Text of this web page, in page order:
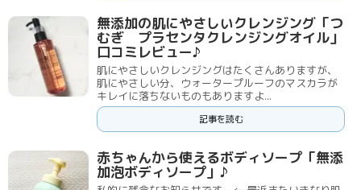
無添加の肌にやさしいクレンジング「つ
むぎ プラセンタクレンジングオイル」
口コミレビュー♪
肌にやさしいクレンジングはたくさんありますが、
肌にやさしい分、ウォータープルーフのマスカラが
キレイに落ちないものもありますよ...
記事を読む
赤ちゃんから使えるボディソープ「無添
加泡ボディソープ」♪